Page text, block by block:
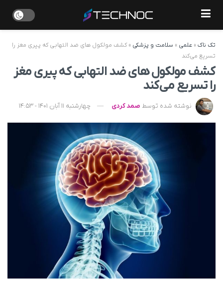
تک ناک» علمی » سلامت و پزشکی »کشف مولکول‌ های ضد التهابی که پیری مغز را
تسریع می‌کند
کشف مولکول‌ های ضد التهابی که پیری مغز
را تسریع می‌کند
نوشته شده توسط صمد کردی چهارشنبه 11 آبان 1401 - 14:53